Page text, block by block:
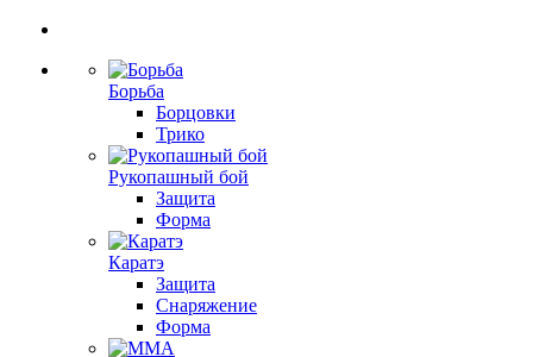
Борьба
Борцовки
Трико
Рукопашный бой
Защита
Форма
Каратэ
Защита
Снаряжение
Форма